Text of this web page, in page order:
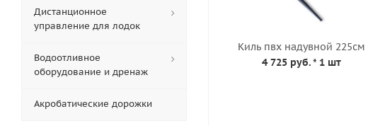
Киль пвх надувной 225см
4 725 руб.* 1 шт
Дистанционное
управление для лодок
Водоотливное
оборудование и дренаж
Акробатические дорожки